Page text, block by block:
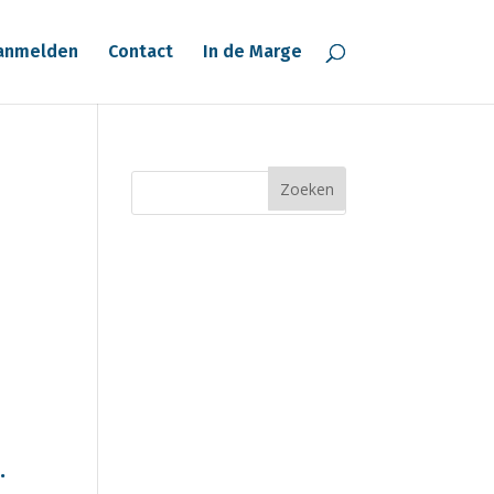
Contact In de Marge